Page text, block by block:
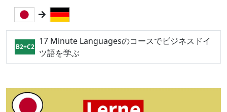
B2+C2
17 Minute Languagesのコースでビジネスドイ
ツ語を学ぶ